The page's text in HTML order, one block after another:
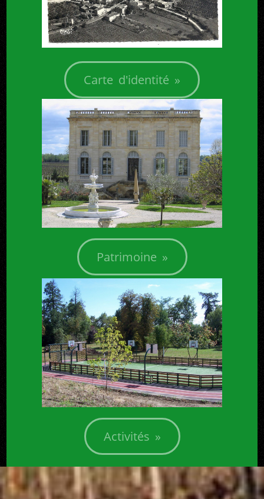
Carte d'identité »
+
x
Patrimoine »
Activités »